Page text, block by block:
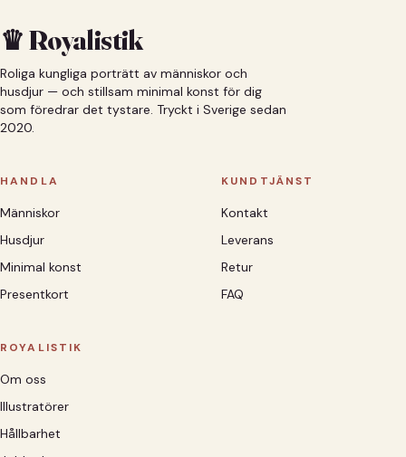
♛ Royalistik
Roliga kungliga porträtt av människor och
husdjur — och stillsam minimal konst för dig
som föredrar det tystare. Tryckt i Sverige sedan
2020.
HANDLA
Människor
Husdjur
Minimal konst
Presentkort
KUNDTJÄNST
Kontakt
Leverans
Retur
FAQ
ROYALISTIK
Om oss
Illustratörer
Hållbarhet